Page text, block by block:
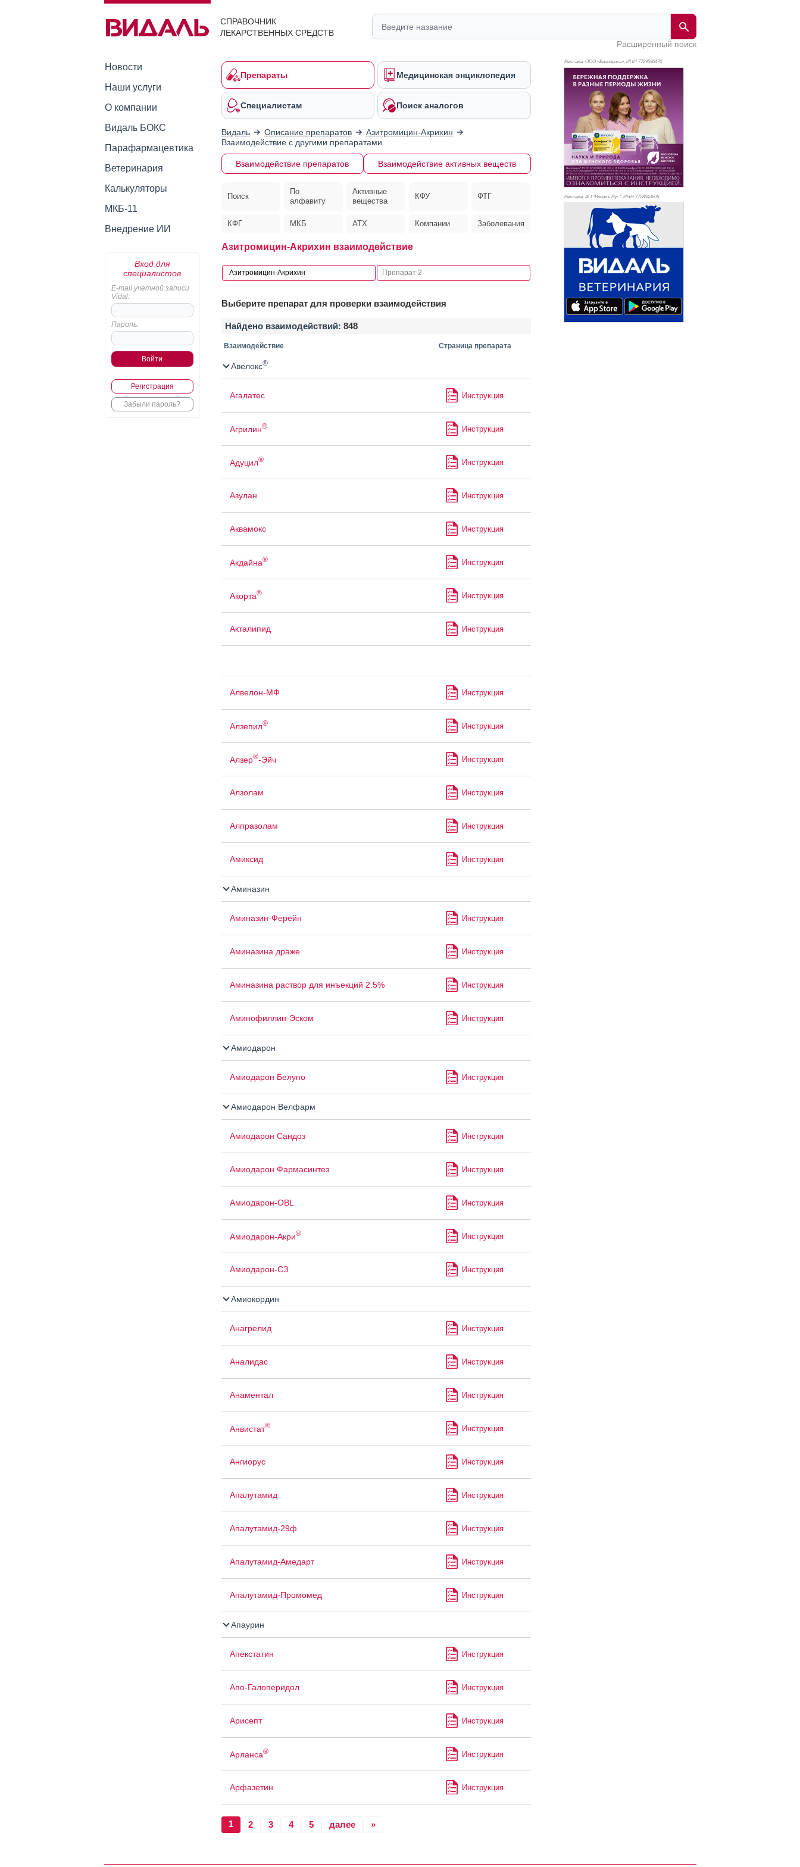
СПРАВОЧНИК
ЛЕКАРСТВЕННЫХ СРЕДСТВ
Расширенный поиск
Новости
Наши услуги
О компании
Видаль БОКС
Парафармацевтика
Ветеринария
Калькуляторы
МКБ-11
Внедрение ИИ
Вход для
специалистов
E-mail учетной записи
Vidal:
Пароль:
Регистрация
Забыли пароль?
Препараты Медицинская энциклопедия
Специалистам Поиск аналогов
Видаль Описание препаратов
Азитромицин-Акрихин
Взаимодействие с другими препаратами
Взаимодействие препаратов Взаимодействие активных веществ
Поиск
По
алфавиту
Активные
вещества
КФУ ФТГ
КФГ МКБ АТХ Компании Заболевания
Азитромицин-Акрихин взаимодействие
Выберите препарат для проверки взаимодействия
Найдено взаимодействий: 848
Взаимодействие Страница препарата
Авелокс®
Агалатес Инструкция
Агрилин® Инструкция
Адуцил® Инструкция
Азулан Инструкция
Аквамокс Инструкция
Акдайна® Инструкция
Акорта® Инструкция
Акталипид Инструкция
Алвелон-МФ Инструкция
Алзепил® Инструкция
Алзер®-Эйч Инструкция
Алзолам Инструкция
Алпразолам Инструкция
Амиксид Инструкция
Аминазин
Аминазин-Ферейн Инструкция
Аминазина драже Инструкция
Аминазина раствор для инъекций 2.5% Инструкция
Аминофиллин-Эском Инструкция
Амиодарон
Амиодарон Белупо Инструкция
Амиодарон Велфарм
Амиодарон Сандоз Инструкция
Амиодарон Фармасинтез Инструкция
Амиодарон-OBL Инструкция
Амиодарон-Акри® Инструкция
Амиодарон-СЗ Инструкция
Амиокордин
Анагрелид Инструкция
Аналидас Инструкция
Анаментал Инструкция
Анвистат® Инструкция
Ангиорус Инструкция
Апалутамид Инструкция
Апалутамид-29ф Инструкция
Апалутамид-Амедарт Инструкция
Апалутамид-Промомед Инструкция
Апаурин
Апекстатин Инструкция
Апо-Галоперидол Инструкция
Арисепт Инструкция
Арланса® Инструкция
Арфазетин Инструкция
1 2 3 4 5 далее »
Реклама. ООО «Бионорика», ИНН 7729590470
Реклама. АО "Видаль Рус", ИНН 7728043605